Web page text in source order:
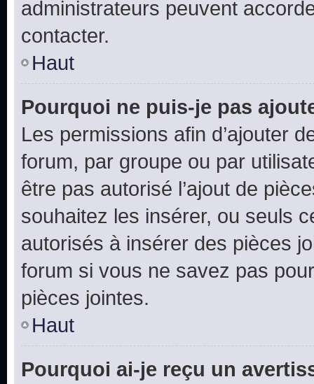
administrateurs peuvent
contacter.
Haut
Pourquoi ne puis-je pas
Les permissions afin d’ajouter
forum, par groupe ou par
être pas autorisé l’ajout de
souhaitez les insérer, ou seuls
autorisés à insérer des pièces
forum si vous ne savez pas
pièces jointes.
Haut
Pourquoi ai-je reçu un